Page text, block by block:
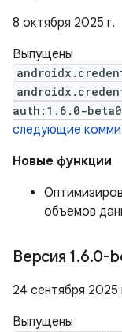
8 октября 2025 г.
Выпущены
auth:1.6.0-
следующие
Новые функции
объемов
Версия 1.6.0-
24 сентября 2025
Выпущены